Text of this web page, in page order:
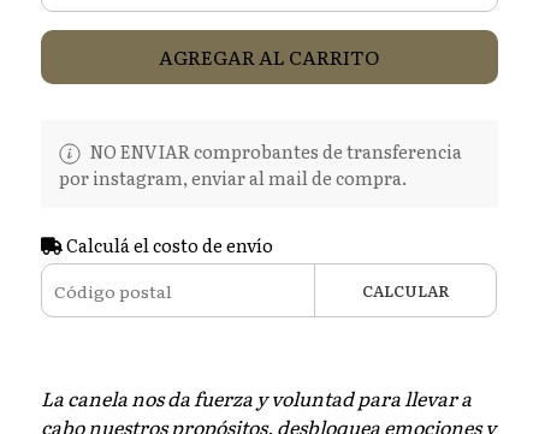
AGREGAR AL CARRITO
NO ENVIAR comprobantes de transferencia
por instagram, enviar al mail de compra.
Calculá el costo de envío
CALCULAR
La canela nos da fuerza y voluntad para llevar a
cabo nuestros propósitos, desbloquea emociones y